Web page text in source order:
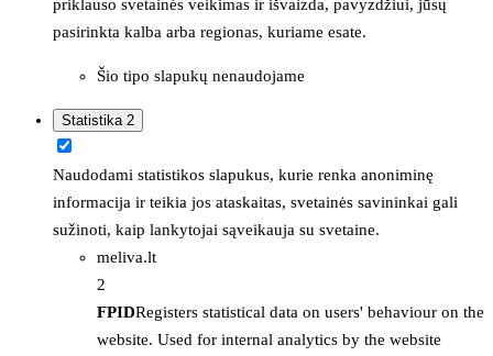
priklauso svetainės veikimas ir išvaizda, pavyzdžiui, jūsų
pasirinkta kalba arba regionas, kuriame esate.
Šio tipo slapukų nenaudojame
Statistika 2
Naudodami statistikos slapukus, kurie renka anoniminę
informacija ir teikia jos ataskaitas, svetainės savininkai gali
sužinoti, kaip lankytojai sąveikauja su svetaine.
meliva.lt
2
FPIDRegisters statistical data on users' behaviour on the
website. Used for internal analytics by the website